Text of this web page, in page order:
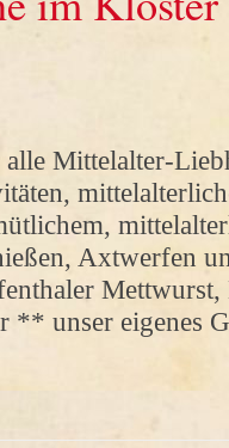
Mittelalter-
Axtwerfen
unser eigenes